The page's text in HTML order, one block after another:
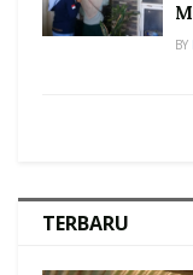
BY
TERBARU